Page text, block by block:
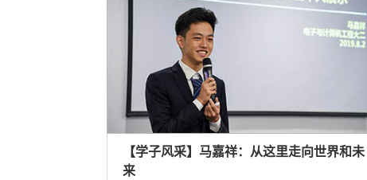
【学子风采】马嘉祥：从这里走向世界和未
来